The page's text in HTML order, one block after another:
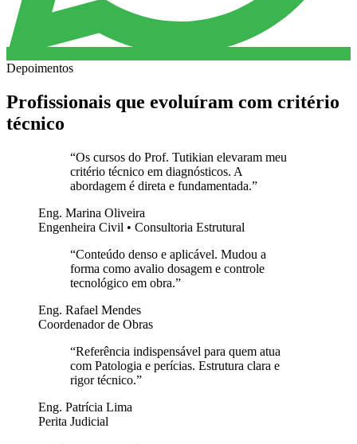
Depoimentos
Profissionais que evoluíram com critério
técnico
“Os cursos do Prof. Tutikian elevaram meu
critério técnico em diagnósticos. A
abordagem é direta e fundamentada.”
Eng. Marina Oliveira
Engenheira Civil • Consultoria Estrutural
“Conteúdo denso e aplicável. Mudou a
forma como avalio dosagem e controle
tecnológico em obra.”
Eng. Rafael Mendes
Coordenador de Obras
“Referência indispensável para quem atua
com Patologia e perícias. Estrutura clara e
rigor técnico.”
Eng. Patrícia Lima
Perita Judicial